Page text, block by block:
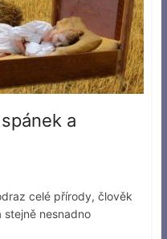
a
celé přírody, člověk
stejně nesnadno